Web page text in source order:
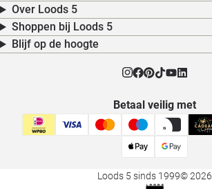
Over Loods 5
Shoppen bij Loods 5
Blijf op de hoogte
Betaal veilig met
Loods 5 sinds 1999© 2026